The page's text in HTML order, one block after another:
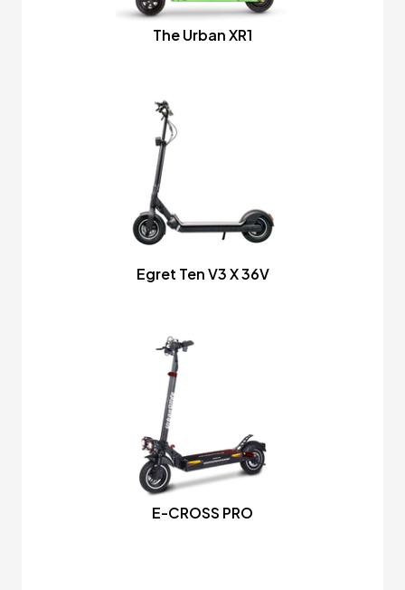
The Urban XR1
Egret Ten V3 X 36V
E-CROSS PRO